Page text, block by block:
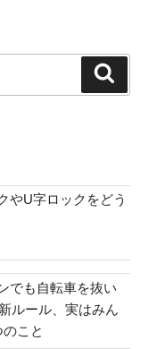
やU字ロックをどう
でも自転車を抜い
ルール、実はみん
こと